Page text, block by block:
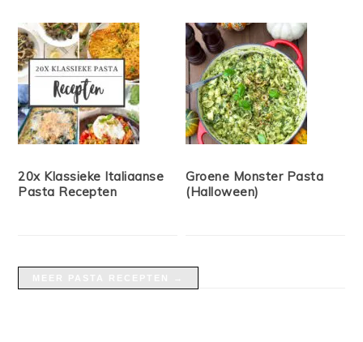
20x Klassieke Italiaanse
Pasta Recepten
Groene Monster Pasta
(Halloween)